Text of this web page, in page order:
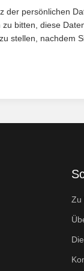
der persönlichen
bitten, diese
stellen, nachdem
Zu